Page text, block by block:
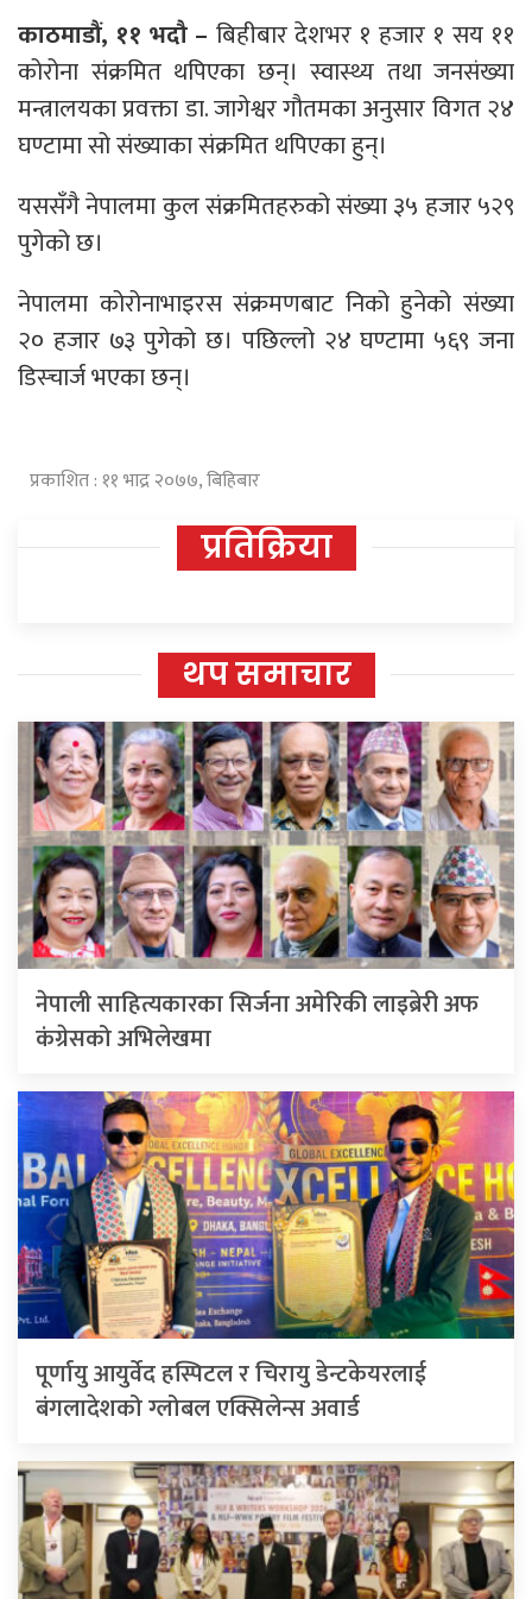
काठमाडौं, ११ भदौ – बिहीबार देशभर १ हजार १ सय ११
कोरोना संक्रमित थपिएका छन्। स्वास्थ्य तथा जनसंख्या
मन्त्रालयका प्रवक्ता डा. जागेश्वर गौतमका अनुसार विगत २४
घण्टामा सो संख्याका संक्रमित थपिएका हुन्।
यससँगै नेपालमा कुल संक्रमितहरुको संख्या ३५ हजार ५२९
पुगेको छ।
नेपालमा कोरोनाभाइरस संक्रमणबाट निको हुनेको संख्या
२० हजार ७३ पुगेको छ। पछिल्लो २४ घण्टामा ५६९ जना
डिस्चार्ज भएका छन्।
प्रकाशित : ११ भाद्र २०७७, बिहिबार
प्रतिक्रिया
थप समाचार
नेपाली साहित्यकारका सिर्जना अमेरिकी लाइब्रेरी अफ
कंग्रेसको अभिलेखमा
पूर्णायु आयुर्वेद हस्पिटल र चिरायु डेन्टकेयरलाई
बंगलादेशको ग्लोबल एक्सिलेन्स अवार्ड